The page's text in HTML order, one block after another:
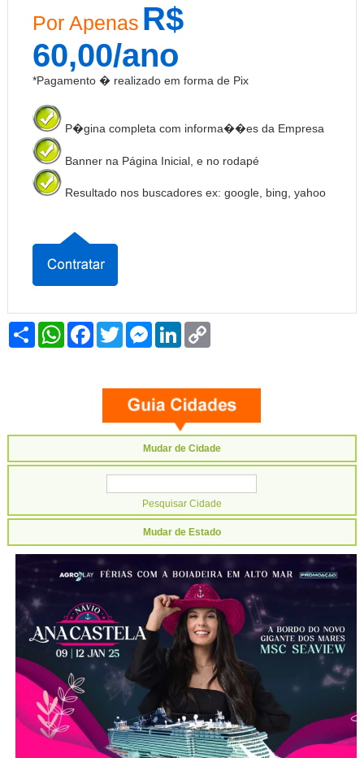
Por Apenas R$
60,00/ano
*Pagamento � realizado em forma de Pix
P�gina completa com informa��es da Empresa
Banner na Página Inicial, e no rodapé
Resultado nos buscadores ex: google, bing, yahoo
ShareWhatsAppFacebook
TwitterMessenger
LinkedInCopy
Mudar de Cidade
Mudar de Estado